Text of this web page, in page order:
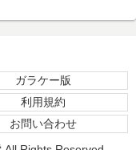
ガラケー版
利用規約
お問い合わせ